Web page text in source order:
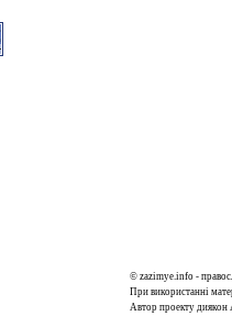
© zazimye.info -
При використанні
Автор проекту диякон